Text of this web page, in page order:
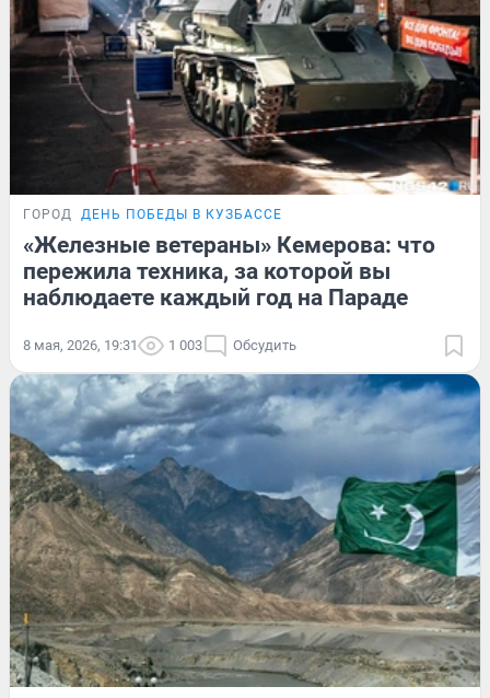
ГОРОД ДЕНЬ ПОБЕДЫ В КУЗБАССЕ
«Железные ветераны» Кемерова: что
пережила техника, за которой вы
наблюдаете каждый год на Параде
8 мая, 2026, 19:31 1 003 Обсудить